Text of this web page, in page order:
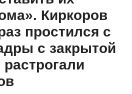
Киркоров
простился с
с закрытой